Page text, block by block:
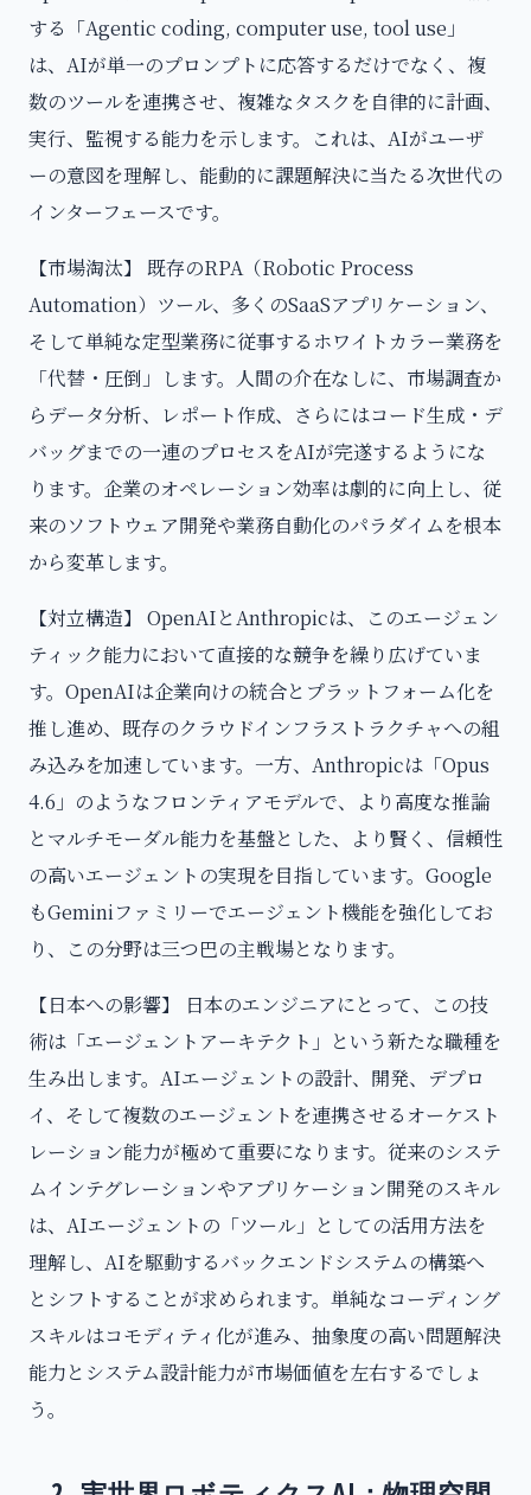
する「Agentic coding, computer use, tool use」
は、AIが単一のプロンプトに応答するだけでなく、複
数のツールを連携させ、複雑なタスクを自律的に計画、
実行、監視する能力を示します。これは、AIがユーザ
ーの意図を理解し、能動的に課題解決に当たる次世代の
インターフェースです。
【市場淘汰】 既存のRPA（Robotic Process
Automation）ツール、多くのSaaSアプリケーション、
そして単純な定型業務に従事するホワイトカラー業務を
「代替・圧倒」します。人間の介在なしに、市場調査か
らデータ分析、レポート作成、さらにはコード生成・デ
バッグまでの一連のプロセスをAIが完遂するようにな
ります。企業のオペレーション効率は劇的に向上し、従
来のソフトウェア開発や業務自動化のパラダイムを根本
から変革します。
【対立構造】 OpenAIとAnthropicは、このエージェン
ティック能力において直接的な競争を繰り広げていま
す。OpenAIは企業向けの統合とプラットフォーム化を
推し進め、既存のクラウドインフラストラクチャへの組
み込みを加速しています。一方、Anthropicは「Opus
4.6」のようなフロンティアモデルで、より高度な推論
とマルチモーダル能力を基盤とした、より賢く、信頼性
の高いエージェントの実現を目指しています。Google
もGeminiファミリーでエージェント機能を強化してお
り、この分野は三つ巴の主戦場となります。
【日本への影響】 日本のエンジニアにとって、この技
術は「エージェントアーキテクト」という新たな職種を
生み出します。AIエージェントの設計、開発、デプロ
イ、そして複数のエージェントを連携させるオーケスト
レーション能力が極めて重要になります。従来のシステ
ムインテグレーションやアプリケーション開発のスキル
は、AIエージェントの「ツール」としての活用方法を
理解し、AIを駆動するバックエンドシステムの構築へ
とシフトすることが求められます。単純なコーディング
スキルはコモディティ化が進み、抽象度の高い問題解決
能力とシステム設計能力が市場価値を左右するでしょ
う。